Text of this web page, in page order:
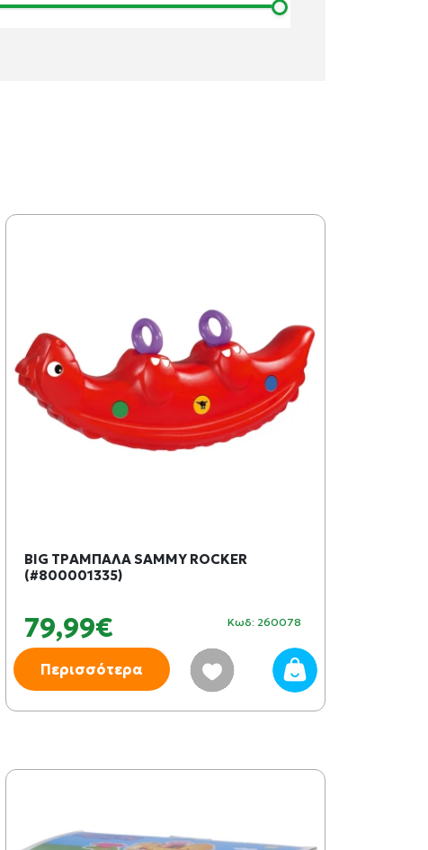
BIG ΤΡΑΜΠΑΛΑ SAMMY ROCKER
(#800001335)
79,99€ Κωδ: 260078
Περισσότερα